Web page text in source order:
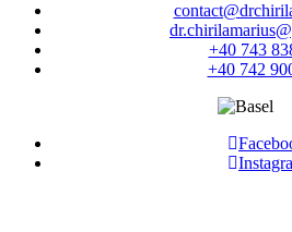
+40 743
+40 742